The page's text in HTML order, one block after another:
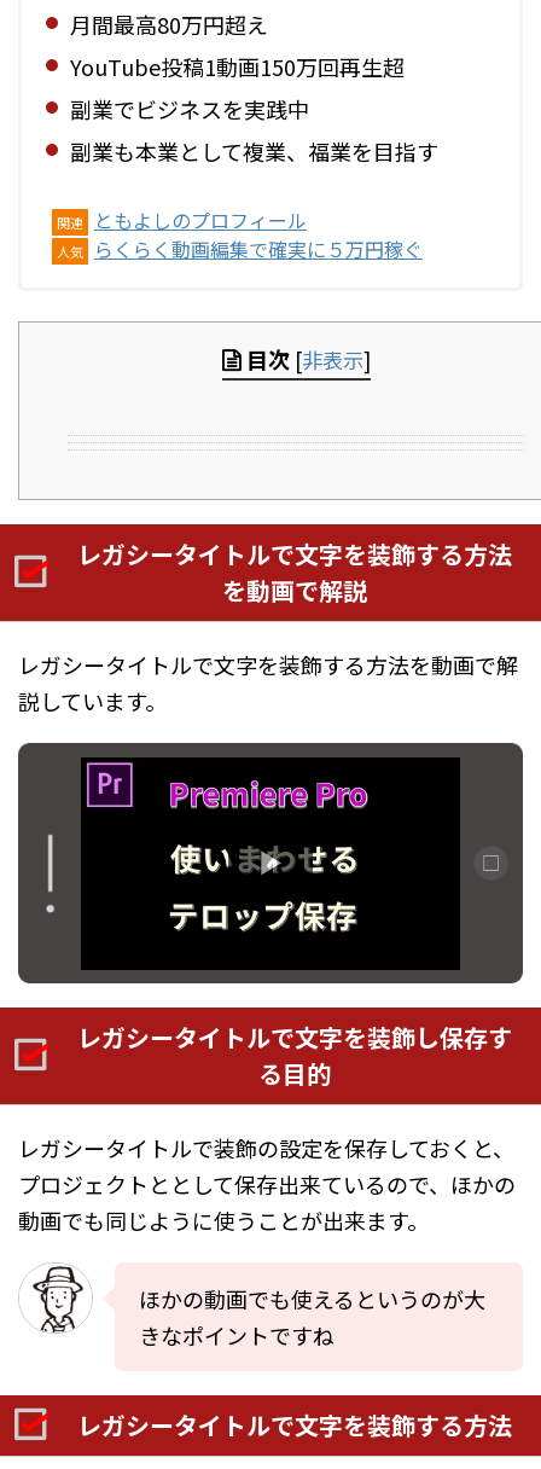
月間最高80万円超え
YouTube投稿1動画150万回再生超
副業でビジネスを実践中
副業も本業として複業、福業を目指す
関連 ともよしのプロフィール
人気 らくらく動画編集で確実に５万円稼ぐ
目次 [非表示]
レガシータイトルで文字を装飾する方法
を動画で解説
レガシータイトルで文字を装飾する方法を動画で解
説しています。
レガシータイトルで文字を装飾し保存す
る目的
レガシータイトルで装飾の設定を保存しておくと、
プロジェクトととして保存出来ているので、ほかの
動画でも同じように使うことが出来ます。
ほかの動画でも使えるというのが大
きなポイントですね
レガシータイトルで文字を装飾する方法